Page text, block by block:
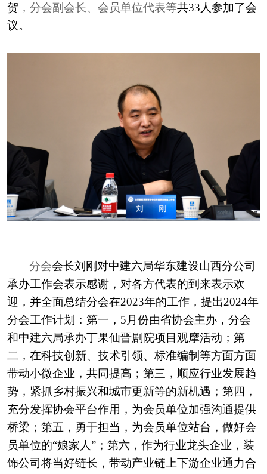
贺 ，分会副会长、会员单位代表等共33人参加了会
议。
分会会长刘刚对中建六局华东建设山西分公司
承办工作会表示感谢，对各方代表的到来表示欢
迎，并全面总结分会在2023年的工作，提出2024年
分会工作计划：第一，5月份由省协会主办，分会
和中建六局承办丁果仙晋剧院项目观摩活动；第
二，在科技创新、技术引领、标准编制等方面方面
带动小微企业，共同提高；第三，顺应行业发展趋
势，紧抓乡村振兴和城市更新等的新机遇；第四，
充分发挥协会平台作用，为会员单位加强沟通提供
桥梁；第五，勇于担当，为会员单位站台，做好会
员单位的“娘家人”；第六，作为行业龙头企业，装
饰公司将当好链长，带动产业链上下游企业通力合